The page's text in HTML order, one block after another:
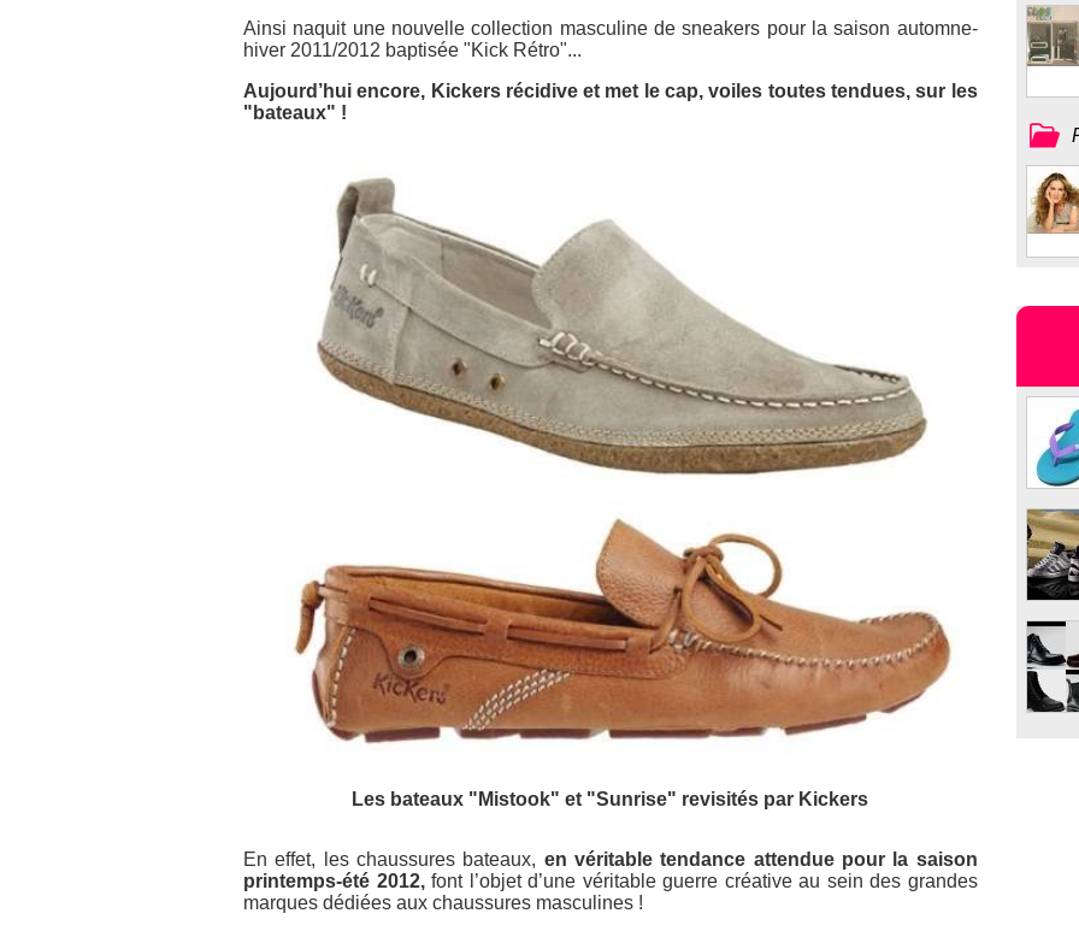
Ainsi naquit une nouvelle collection masculine de sneakers pour la saison automne-
hiver 2011/2012 baptisée "Kick Rétro"...
Aujourd’hui encore, Kickers récidive et met le cap, voiles toutes tendues, sur les
"bateaux" !
Les bateaux "Mistook" et "Sunrise" revisités par Kickers
En effet, les chaussures bateaux, en véritable tendance attendue pour la saison
printemps-été 2012,font l’objet d’une véritable guerre créative au sein des grandes
marques dédiées aux chaussures masculines !